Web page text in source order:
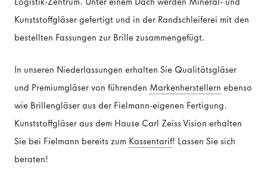
Kunststoffgläser gefertigt und in der Randschleiferei mit den
bestellten Fassungen zur Brille zusammengefügt.
In unseren Niederlassungen erhalten Sie Qualitätsgläser
und Premiumgläser von führenden Markenherstellern ebenso
wie Brillengläser aus der Fielmann-eigenen Fertigung.
Kunststoffgläser aus dem Hause Carl Zeiss Vision erhalten
Sie bei Fielmann bereits zum Kassentarif! Lassen Sie sich
beraten!